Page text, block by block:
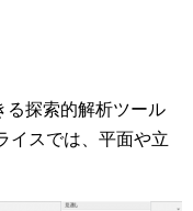
る探索的解析ツール
イスでは、平面や立